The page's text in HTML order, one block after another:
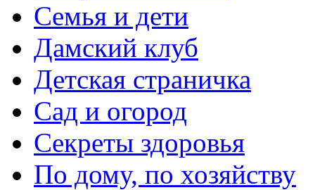
Семья и дети
Дамский клуб
Детская страничка
Сад и огород
Секреты здоровья
По дому, по хозяйству